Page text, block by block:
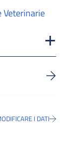
Veterinarie
I DATI